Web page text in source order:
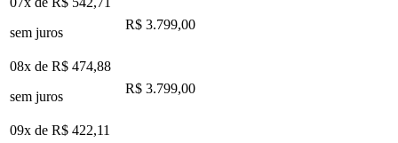
sem juros
R$ 3.799,00
08x de R$ 474,88
sem juros
R$ 3.799,00
09x de R$ 422,11